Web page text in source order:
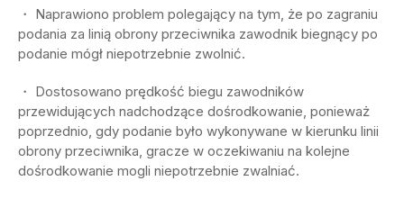
・ Naprawiono problem polegający na tym, że po zagraniu
podania za linią obrony przeciwnika zawodnik biegnący po
podanie mógł niepotrzebnie zwolnić.
・ Dostosowano prędkość biegu zawodników
przewidujących nadchodzące dośrodkowanie, ponieważ
poprzednio, gdy podanie było wykonywane w kierunku linii
obrony przeciwnika, gracze w oczekiwaniu na kolejne
dośrodkowanie mogli niepotrzebnie zwalniać.